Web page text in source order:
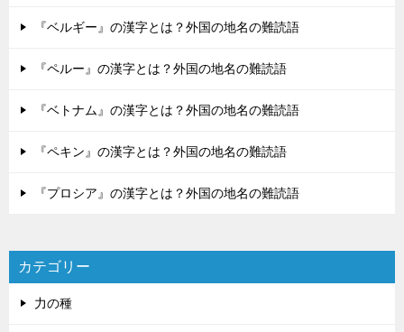
『ベルギー』の漢字とは？外国の地名の難読語
『ペルー』の漢字とは？外国の地名の難読語
『ベトナム』の漢字とは？外国の地名の難読語
『ペキン』の漢字とは？外国の地名の難読語
『プロシア』の漢字とは？外国の地名の難読語
カテゴリー
力の種